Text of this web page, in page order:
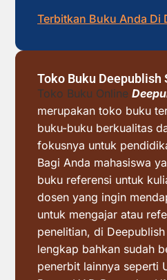
Terbitkan Buku Anda Di
Toko Buku Deepublish
Toko Buku Online
merupakan toko buku
buku-buku berkualitas
fokusnya untuk
Bagi Anda mahasiswa
buku referensi untuk
dosen yang ingin
untuk mengajar atau
penelitian, di
lengkap bahkan sudah
penerbit lainnya seperti